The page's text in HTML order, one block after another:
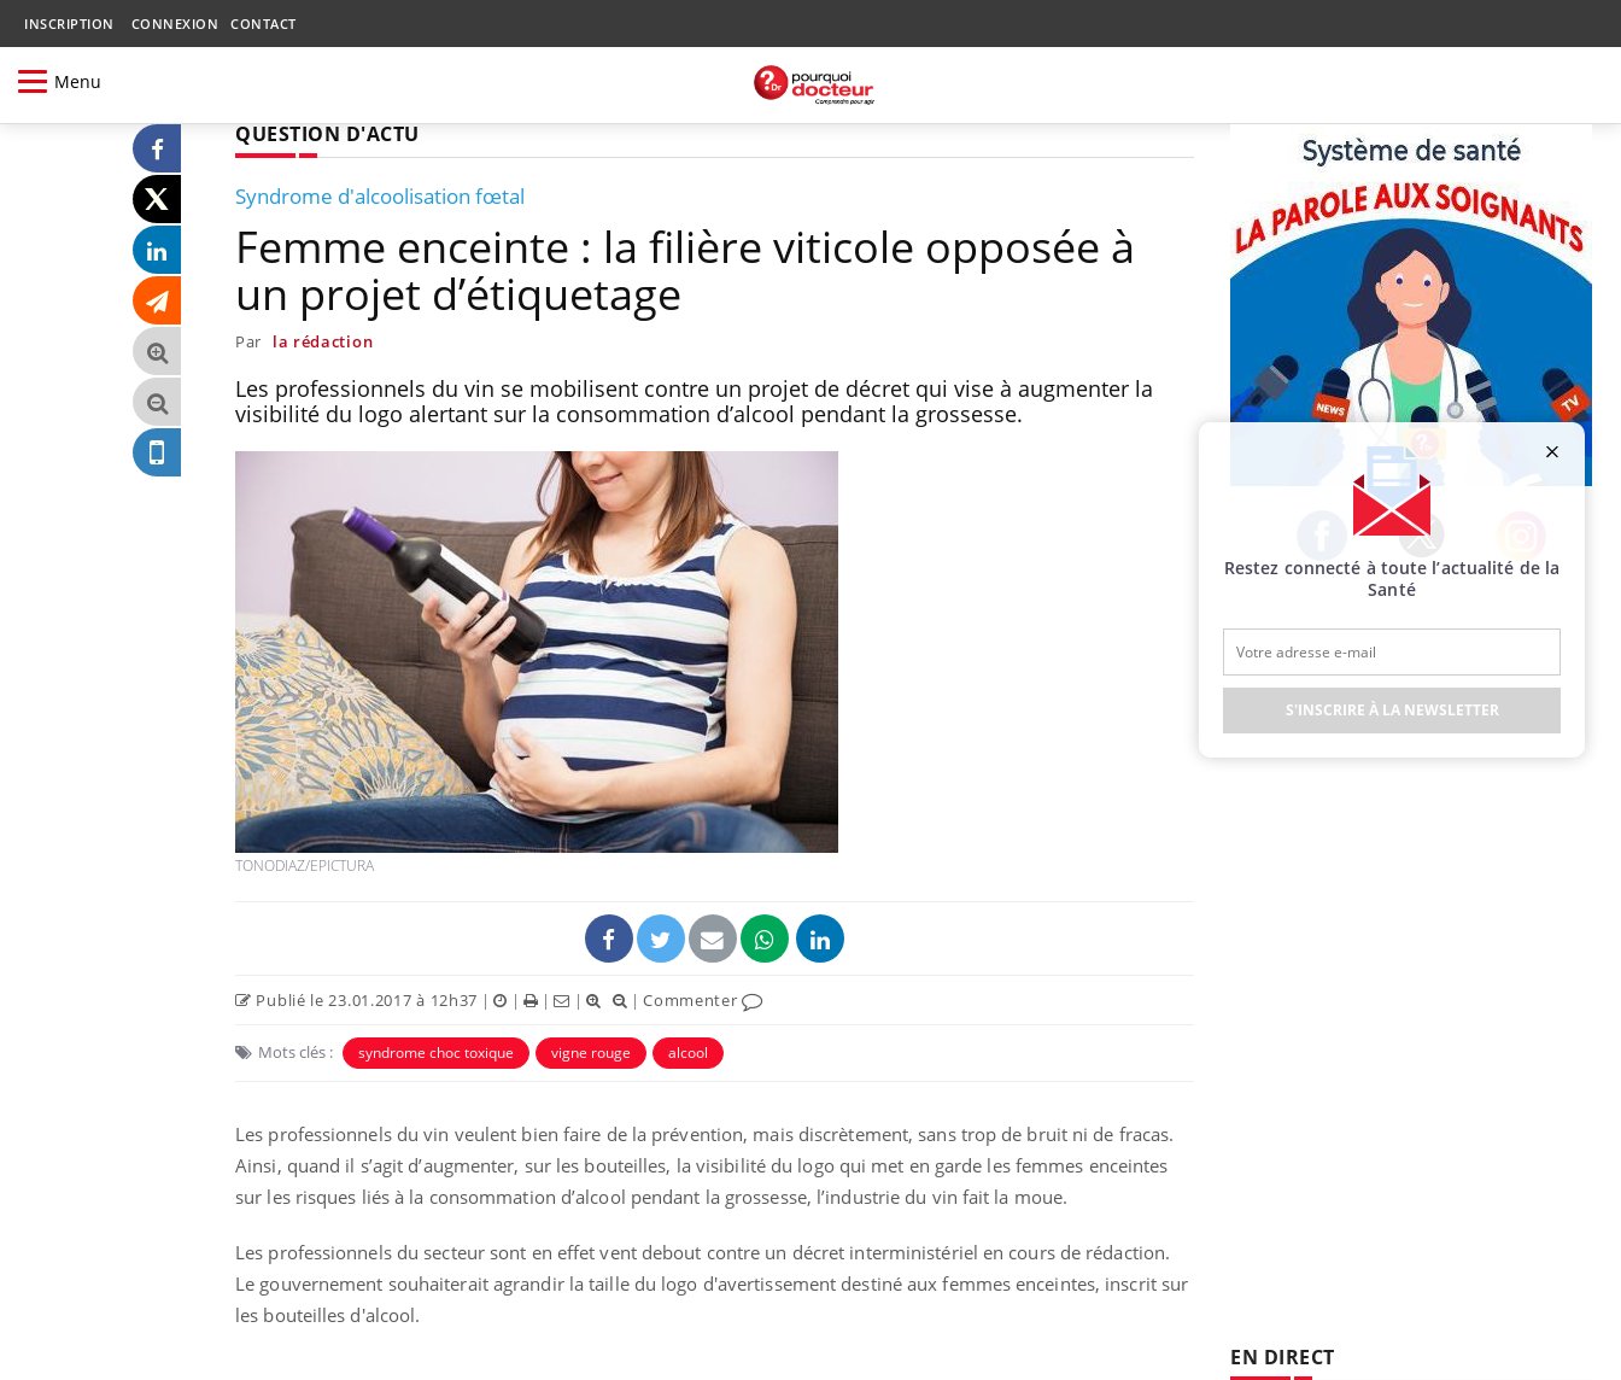
INSCRIPTION CONNEXION CONTACT
Menu
QUESTION D'ACTU
Syndrome d'alcoolisation fœtal
Femme enceinte : la filière viticole opposée à
un projet d’étiquetage
Par la rédaction
Les professionnels du vin se mobilisent contre un projet de décret qui vise à augmenter la
visibilité du logo alertant sur la consommation d’alcool pendant la grossesse.
TONODIAZ/EPICTURA
Publié le 23.01.2017 à 12h37 | | | | |Commenter
Mots clés : syndrome choc toxique vigne rouge alcool
Les professionnels du vin veulent bien faire de la prévention, mais discrètement, sans trop de bruit ni de fracas.
Ainsi, quand il s’agit d’augmenter, sur les bouteilles, la visibilité du logo qui met en garde les femmes enceintes
sur les risques liés à la consommation d’alcool pendant la grossesse, l’industrie du vin fait la moue.
Les professionnels du secteur sont en effet vent debout contre un décret interministériel en cours de rédaction.
Le gouvernement souhaiterait agrandir la taille du logo d'avertissement destiné aux femmes enceintes, inscrit sur
les bouteilles d'alcool.
Facebook Twitter Instagram
EN DIRECT
Restez connecté à toute l’actualité de la
Santé
S'INSCRIRE À LA NEWSLETTER